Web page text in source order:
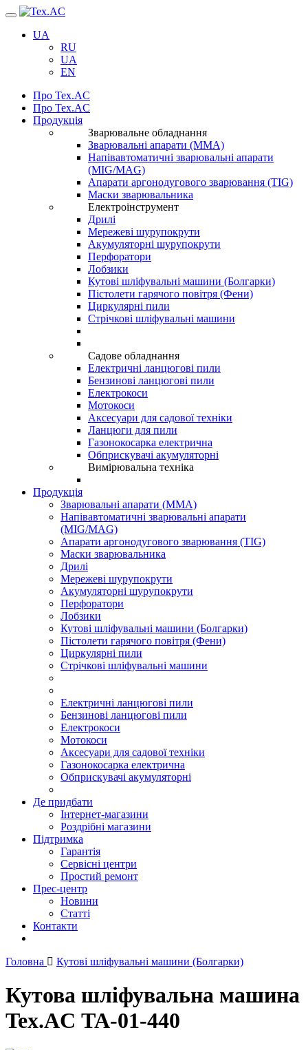
Навігація
UA
RU
UA
EN
Про Tex.AC
Про Tex.AC
Продукція
Зварювальне обладнання
Зварювальні апарати (ММА)
Напівавтоматичні зварювальні апарати
(MIG/MAG)
Апарати аргонодугового зварювання (TIG)
Маски зварювальника
Електроінструмент
Дрилі
Мережеві шурупокрути
Акумуляторні шурупокрути
Перфоратори
Лобзики
Кутові шліфувальні машини (Болгарки)
Пістолети гарячого повітря (Фени)
Циркулярні пили
Стрічкові шліфувальні машини
Садове обладнання
Електричні ланцюгові пили
Бензинові ланцюгові пили
Електрокоси
Мотокоси
Аксесуари для садової техніки
Ланцюги для пили
Газонокосарка електрична
Обприскувачі акумуляторні
Вимірювальна техніка
Продукція
Зварювальні апарати (ММА)
Напівавтоматичні зварювальні апарати
(MIG/MAG)
Апарати аргонодугового зварювання (TIG)
Маски зварювальника
Дрилі
Мережеві шурупокрути
Акумуляторні шурупокрути
Перфоратори
Лобзики
Кутові шліфувальні машини (Болгарки)
Пістолети гарячого повітря (Фени)
Циркулярні пили
Стрічкові шліфувальні машини
Електричні ланцюгові пили
Бензинові ланцюгові пили
Електрокоси
Мотокоси
Аксесуари для садової техніки
Газонокосарка електрична
Обприскувачі акумуляторні
Де придбати
Інтернет-магазини
Роздрібні магазини
Підтримка
Гарантія
Сервісні центри
Простий ремонт
Прес-центр
Новини
Статті
Контакти
Головна Кутові шліфувальні машини (Болгарки)
Кутова шліфувальна машина
Tex.AC ТА-01-440